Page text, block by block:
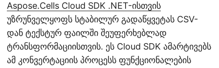
Aspose.Cells Cloud SDK .NET-ისთვის
უზრუნველყოფს სტაბილურ გადაწყვეტას CSV-
დან ტექსტურ ფაილში შეუფერხებლად
ტრანსფორმაციისთვის. ეს Cloud SDK ამარტივებს
ამ კონვერტაციის პროცესს ფუნქციონალების